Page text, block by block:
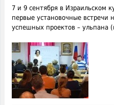
7 и 9 сентября в Израильском
первые установочные встречи
успешных проектов – ульпана